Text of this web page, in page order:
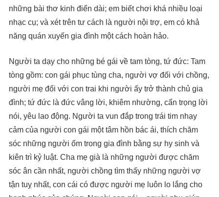
những bài thơ kinh điển dài; em biết chơi khá nhiều loại
nhạc cụ; và xét trên tư cách là người nội trợ, em có khả
năng quán xuyến gia đình một cách hoàn hảo.
Người ta dạy cho những bé gái về tam tòng, tứ đức: Tam
tòng gồm: con gái phục tùng cha, người vợ đối với chồng,
người mẹ đối với con trai khi người ấy trở thành chủ gia
đình; tứ đức là đức vâng lời, khiêm nhường, cẩn trọng lời
nói, yêu lao động. Người ta vun đắp trong trái tim nhạy
cảm của người con gái một tâm hồn bác ái, thích chăm
sóc những người ốm trong gia đình bằng sự hy sinh và
kiên trì kỷ luật. Cha mẹ già là những người được chăm
sóc ân cần nhất, người chồng tìm thấy những người vợ
tận tuỵ nhất, con cái có được người mẹ luôn lo lắng cho